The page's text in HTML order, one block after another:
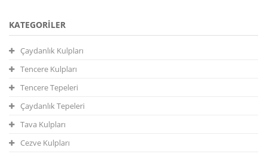
KATEGORILER
Çaydanlık Kulpları
Tencere Kulpları
Tencere Tepeleri
Çaydanlık Tepeleri
Tava Kulpları
Cezve Kulpları